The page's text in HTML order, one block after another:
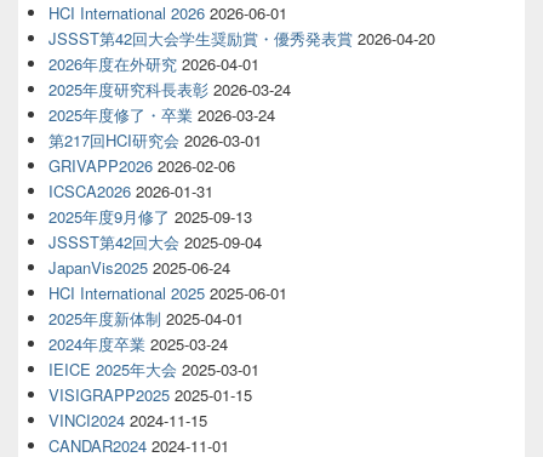
HCI International 2026 2026-06-01
JSSST第42回大会学生奨励賞・優秀発表賞 2026-04-20
2026年度在外研究 2026-04-01
2025年度研究科長表彰 2026-03-24
2025年度修了・卒業 2026-03-24
第217回HCI研究会 2026-03-01
GRIVAPP2026 2026-02-06
ICSCA2026 2026-01-31
2025年度9月修了 2025-09-13
JSSST第42回大会 2025-09-04
JapanVis2025 2025-06-24
HCI International 2025 2025-06-01
2025年度新体制 2025-04-01
2024年度卒業 2025-03-24
IEICE 2025年大会 2025-03-01
VISIGRAPP2025 2025-01-15
VINCI2024 2024-11-15
CANDAR2024 2024-11-01